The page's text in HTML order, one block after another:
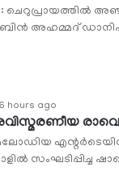
ചെറുപ്രായത്തില്‍
അഹമ്മദ്
6 hours ago
സംഘടിപ്പിച്ച